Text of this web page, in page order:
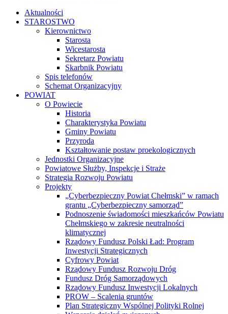
Aktualności
STAROSTWO
Kierownictwo
Starosta
Wicestarosta
Sekretarz Powiatu
Skarbnik Powiatu
Spis telefonów
Schemat Organizacyjny
POWIAT
O Powiecie
Historia
Charakterystyka Powiatu
Gminy Powiatu
Przyroda
Kształtowanie postaw proekologicznych
Jednostki Organizacyjne
Powiatowe Służby, Inspekcje i Straże
Strategia Rozwoju Powiatu
Projekty
„Cyberbezpieczny Powiat Chełmski” w ramach
grantu „Cyberbezpieczny samorząd”
Podnoszenie świadomości mieszkańców Powiatu
Chełmskiego w zakresie neutralności
klimatycznej
Rządowy Fundusz Polski Ład: Program
Inwestycji Strategicznych
Cyfrowy Powiat
Rządowy Fundusz Rozwoju Dróg
Fundusz Dróg Samorządowych
Rządowy Fundusz Inwestycji Lokalnych
PROW – Scalenia gruntów
Plan Strategiczny Wspólnej Polityki Rolnej